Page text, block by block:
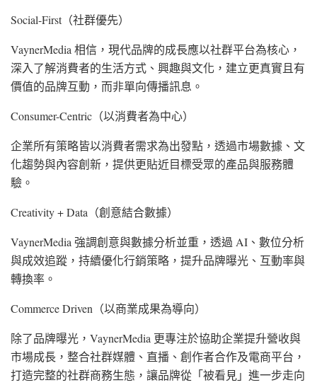
Social-First（社群優先）
VaynerMedia 相信，現代品牌的成長應以社群平台為核心，
深入了解消費者的生活方式、興趣與文化，建立更真實且有
價值的品牌互動，而非單向傳播訊息。
Consumer-Centric（以消費者為中心）
企業所有策略皆以消費者需求為出發點，透過市場數據、文
化趨勢與內容創新，提供更貼近目標受眾的產品與服務體
驗。
Creativity + Data（創意結合數據）
VaynerMedia 強調創意與數據分析並重，透過 AI、數位分析
與成效追蹤，持續優化行銷策略，提升品牌曝光、互動率與
轉換率。
Commerce Driven（以商業成果為導向）
除了品牌曝光，VaynerMedia 更專注於協助企業提升營收與
市場成長，整合社群媒體、直播、創作者合作及電商平台，
打造完整的社群商務生態，讓品牌從「被看見」進一步走向